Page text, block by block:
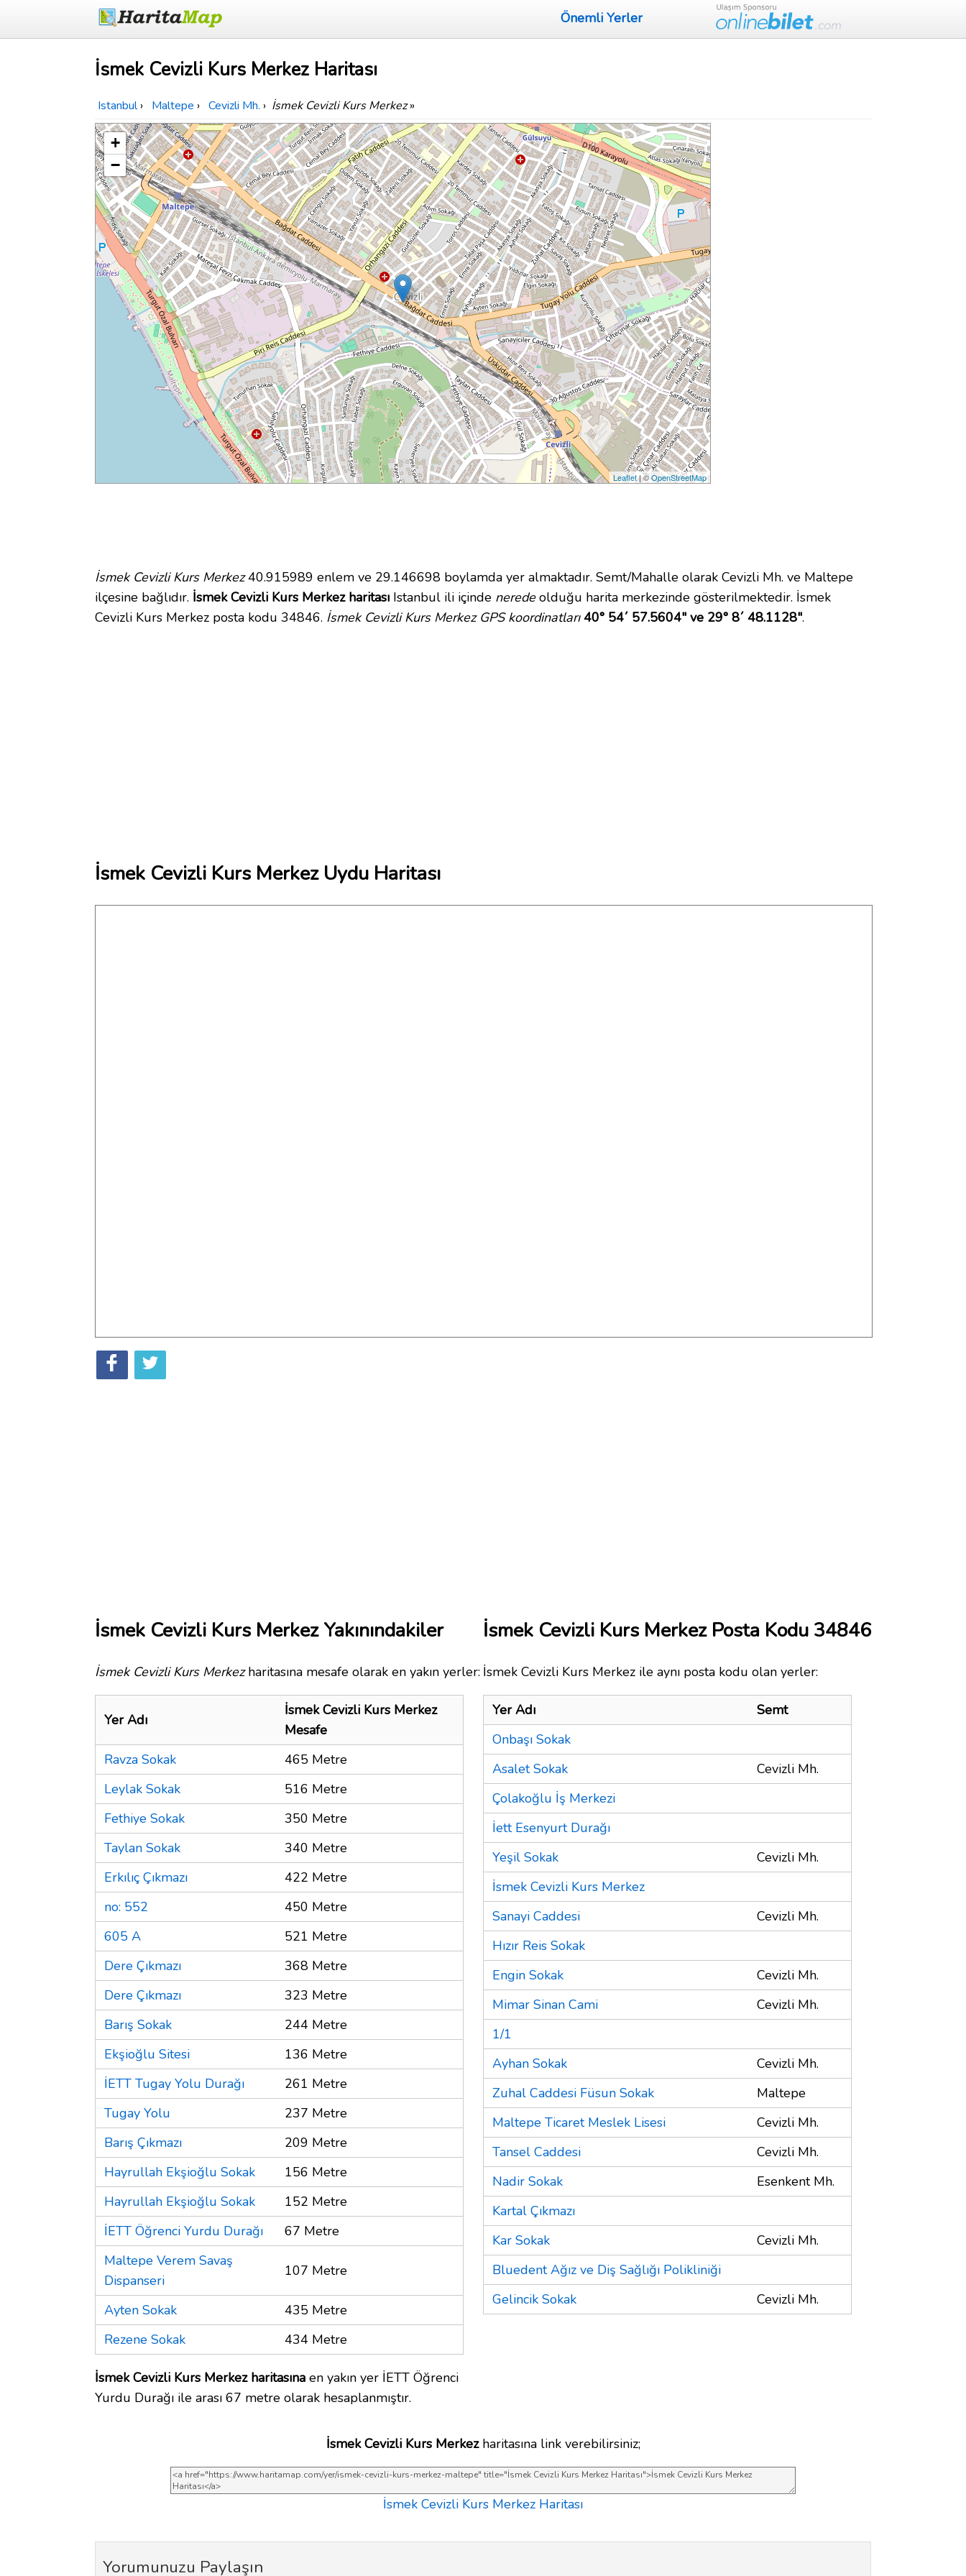
Önemli Yerler
İsmek Cevizli Kurs Merkez Haritası
Istanbul › Maltepe › Cevizli Mh. › İsmek Cevizli Kurs Merkez»
+
−
Leaflet| ©OpenStreetMap
İsmek Cevizli Kurs Merkez40.915989 enlem ve 29.146698 boylamda yer almaktadır. Semt/Mahalle olarak Cevizli Mh. ve Maltepe
ilçesine bağlıdır. İsmek Cevizli Kurs Merkez haritası Istanbul ili içinde neredeolduğu harita merkezinde gösterilmektedir. İsmek
Cevizli Kurs Merkez posta kodu 34846. İsmek Cevizli Kurs Merkez GPS koordinatları 40° 54´ 57.5604" ve 29° 8´ 48.1128".
İsmek Cevizli Kurs Merkez Uydu Haritası
İsmek Cevizli Kurs Merkez Yakınındakiler
İsmek Cevizli Kurs Merkezharitasına mesafe olarak en yakın yerler:
Yer Adı
İsmek Cevizli Kurs Merkez
Mesafe
Ravza Sokak
465 Metre
Leylak Sokak
516 Metre
Fethiye Sokak
350 Metre
Taylan Sokak
340 Metre
Erkılıç Çıkmazı
422 Metre
no: 552
450 Metre
605 A
521 Metre
Dere Çıkmazı
368 Metre
Dere Çıkmazı
323 Metre
Barış Sokak
244 Metre
Ekşioğlu Sitesi
136 Metre
İETT Tugay Yolu Durağı
261 Metre
Tugay Yolu
237 Metre
Barış Çıkmazı
209 Metre
Hayrullah Ekşioğlu Sokak
156 Metre
Hayrullah Ekşioğlu Sokak
152 Metre
İETT Öğrenci Yurdu Durağı
67 Metre
Maltepe Verem Savaş
Dispanseri
107 Metre
Ayten Sokak
435 Metre
Rezene Sokak
434 Metre
İsmek Cevizli Kurs Merkez haritasına en yakın yer İETT Öğrenci
Yurdu Durağı ile arası 67 metre olarak hesaplanmıştır.
İsmek Cevizli Kurs Merkez Posta Kodu 34846
İsmek Cevizli Kurs Merkez ile aynı posta kodu olan yerler:
Yer Adı
Semt
Onbaşı Sokak
Asalet Sokak
Cevizli Mh.
Çolakoğlu İş Merkezi
İett Esenyurt Durağı
Yeşil Sokak
Cevizli Mh.
İsmek Cevizli Kurs Merkez
Sanayi Caddesi
Cevizli Mh.
Hızır Reis Sokak
Engin Sokak
Cevizli Mh.
Mimar Sinan Cami
Cevizli Mh.
1/1
Ayhan Sokak
Cevizli Mh.
Zuhal Caddesi Füsun Sokak
Maltepe
Maltepe Ticaret Meslek Lisesi
Cevizli Mh.
Tansel Caddesi
Cevizli Mh.
Nadir Sokak
Esenkent Mh.
Kartal Çıkmazı
Kar Sokak
Cevizli Mh.
Bluedent Ağız ve Diş Sağlığı Polikliniği
Gelincik Sokak
Cevizli Mh.
İsmek Cevizli Kurs Merkezharitasına link verebilirsiniz;
İsmek Cevizli Kurs Merkez Haritası
Yorumunuzu Paylaşın